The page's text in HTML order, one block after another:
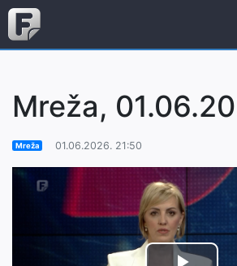
Mreža,
Mreža 01.06.2026. 21:50